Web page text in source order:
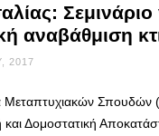
Σεμινάριο
αναβάθμιση
2017
Σπουδών
και Δομοστατική